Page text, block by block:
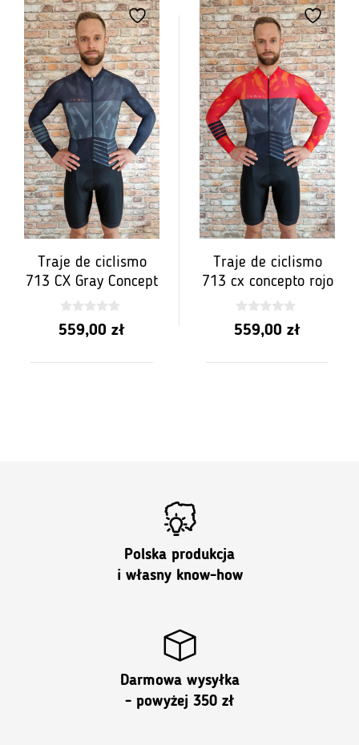
Traje de ciclismo
713 CX Gray Concept
0
z
559,00 zł
Traje de ciclismo
713 cx concepto rojo
0
z
559,00 zł
Polska produkcja
i własny know-how
Darmowa wysyłka
- powyżej 350 zł